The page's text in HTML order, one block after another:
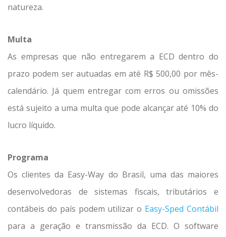
natureza.
Multa
As empresas que não entregarem a ECD dentro do
prazo podem ser autuadas em até R$ 500,00 por mês-
calendário. Já quem entregar com erros ou omissões
está sujeito a uma multa que pode alcançar até 10% do
lucro líquido.
Programa
Os clientes da Easy-Way do Brasil, uma das maiores
desenvolvedoras de sistemas fiscais, tributários e
contábeis do país podem utilizar o Easy-Sped Contábil
para a geração e transmissão da ECD. O software